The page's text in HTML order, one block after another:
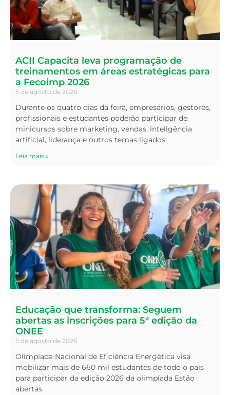
ACII Capacita leva programação de
treinamentos em áreas estratégicas para
a Fecoimp 2026
5 de agosto de 2026
Durante os quatro dias da feira, empresários, gestores,
profissionais e estudantes poderão participar de
minicursos sobre marketing, vendas, inteligência
artificial, liderança e outros temas ligados
Leia mais »
Educação que transforma: Seguem
abertas as inscrições para 5ª edição da
ONEE
5 de agosto de 2026
Olimpíada Nacional de Eficiência Energética visa
mobilizar mais de 660 mil estudantes de todo o país
para participar da edição 2026 da olimpíada Estão
abertas